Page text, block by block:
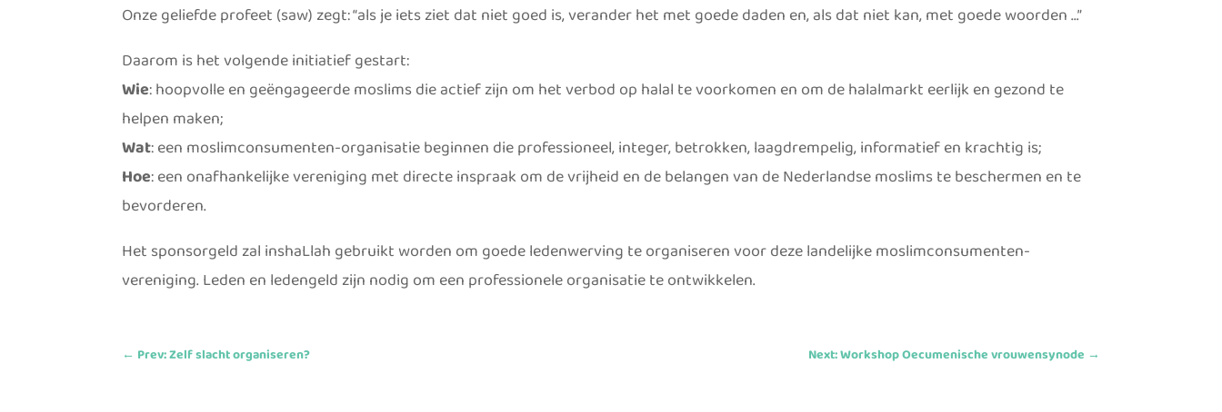
Onze geliefde profeet (saw) zegt: “als je iets ziet dat niet goed is, verander het met goede daden en, als dat niet kan, met goede woorden …”
Daarom is het volgende initiatief gestart:
Wie: hoopvolle en geëngageerde moslims die actief zijn om het verbod op halal te voorkomen en om de halalmarkt eerlijk en gezond te
helpen maken;
Wat: een moslimconsumenten-organisatie beginnen die professioneel, integer, betrokken, laagdrempelig, informatief en krachtig is;
Hoe: een onafhankelijke vereniging met directe inspraak om de vrijheid en de belangen van de Nederlandse moslims te beschermen en te
bevorderen.
Het sponsorgeld zal inshaLlah gebruikt worden om goede ledenwerving te organiseren voor deze landelijke moslimconsumenten-
vereniging. Leden en ledengeld zijn nodig om een professionele organisatie te ontwikkelen.
← Prev: Zelf slacht organiseren? Next: Workshop Oecumenische vrouwensynode →